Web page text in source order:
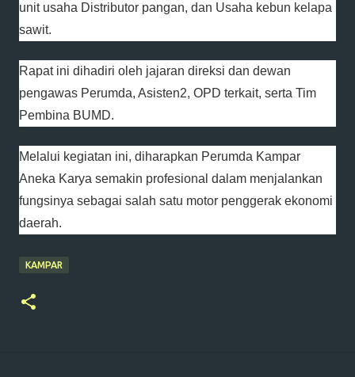
unit usaha Distributor pangan, dan Usaha kebun kelapa
sawit.
Rapat ini dihadiri oleh jajaran direksi dan dewan
pengawas Perumda, Asisten2, OPD terkait, serta Tim
Pembina BUMD.
Melalui kegiatan ini, diharapkan Perumda Kampar
Aneka Karya semakin profesional dalam menjalankan
fungsinya sebagai salah satu motor penggerak ekonomi
daerah.
KAMPAR